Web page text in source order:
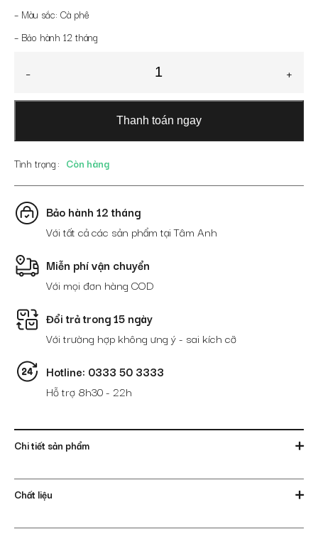
– Màu sắc: Cà phê
– Bảo hành 12 tháng
-
nam
da
cá
sấu
2
đứng
cao
VTA1500D-
H-
số
lượng
+
Thanh toán ngay
Tình trạng Còn hàng
Bảo hành 12 tháng
Với tất cả các sản phẩm tại Tâm Anh
Miễn phí vận chuyển
Với mọi đơn hàng COD
Đổi trả trong 15 ngày
Với trường hợp không ưng ý - sai kích cỡ
Hotline: 0333 50 3333
Hỗ trợ 8h30 - 22h
Chi tiết sản phẩm
Chất liệu